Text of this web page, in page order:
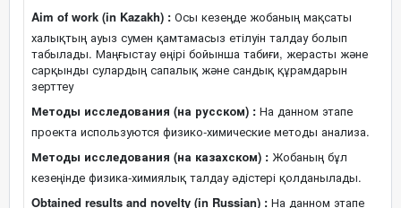
Aim of work (in Kazakh) : Осы кезеңде жобаның мақсаты
халықтың ауыз сумен қамтамасыз етілуін талдау болып
табылады. Маңғыстау өңірі бойынша табиғи, жерасты және
сарқынды сулардың сапалық және сандық құрамдарын
зерттеу
Методы исследования (на русском) : На данном этапе
проекта используются физико-химические методы анализа.
Методы исследования (на казахском) : Жобаның бұл
кезеңінде физика-химиялық талдау әдістері қолданылады.
Obtained results and novelty (in Russian) : На данном этапе